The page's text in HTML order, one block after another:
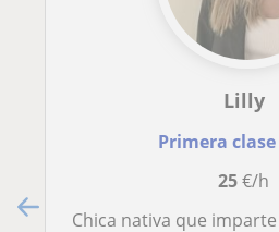
Lilly
Primera
25€/h
Chica nativa que imparte clases